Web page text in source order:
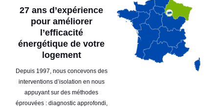
27 ans d’expérience
pour améliorer
l’efficacité
énergétique de votre
logement
Depuis 1997, nous concevons des
interventions d’isolation en nous
appuyant sur des méthodes
éprouvées : diagnostic approfondi,